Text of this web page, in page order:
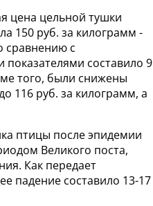
цена цельной тушки
150 руб. за килограмм -
сравнению с
составило 9
того, были снижены
116 руб. за килограмм, а
птицы после эпидемии
Великого поста,
Как передает
падение составило 13-17